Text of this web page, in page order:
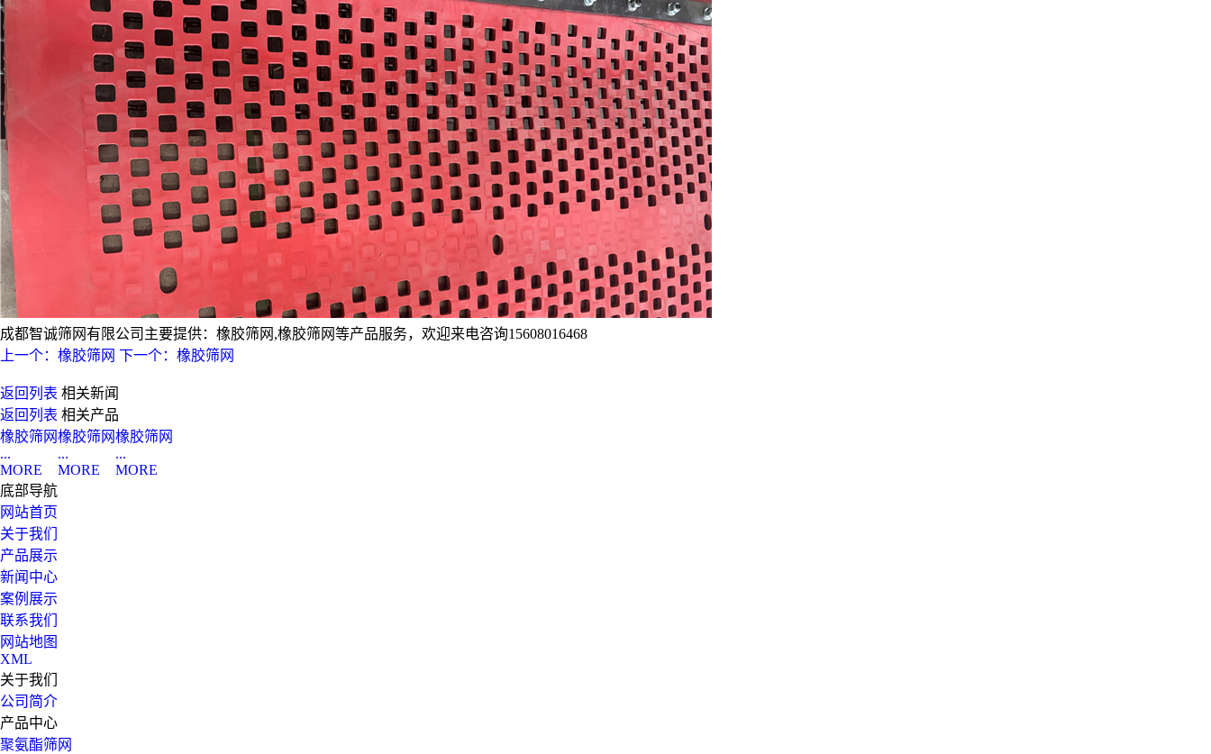
成都智诚筛网有限公司主要提供：橡胶筛网,橡胶筛网等产品服务，欢迎来电咨询15608016468
上一个：橡胶筛网 下一个：橡胶筛网
返回列表 相关新闻
返回列表 相关产品
橡胶筛网
...
MORE
橡胶筛网
...
MORE
橡胶筛网
...
MORE
底部导航
网站首页
关于我们
产品展示
新闻中心
案例展示
联系我们
网站地图
XML
关于我们
公司简介
产品中心
聚氨酯筛网